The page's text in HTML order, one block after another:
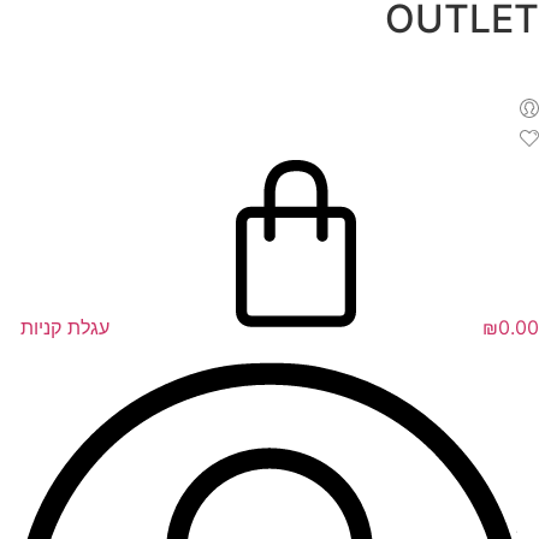
דלג
OUTLET
₪0.00 עגלת קניות